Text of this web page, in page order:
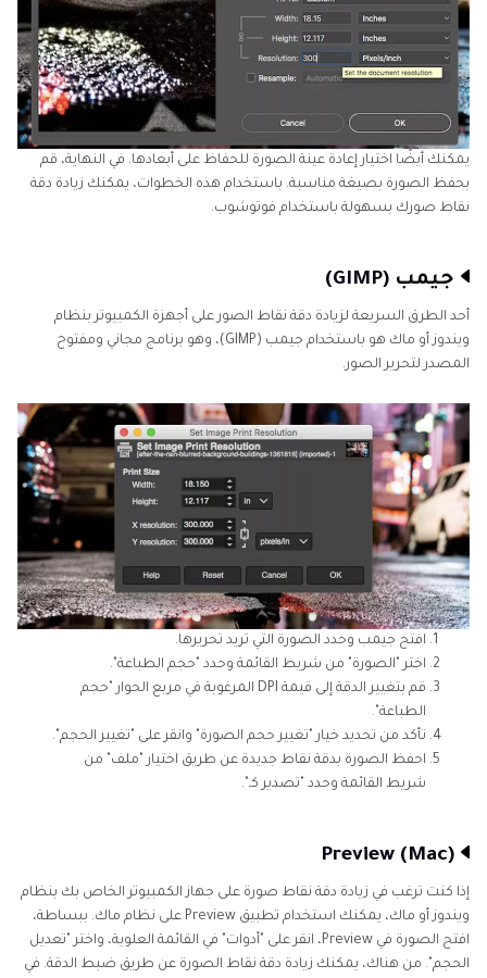
يمكنك أيضًا اختيار إعادة عينة الصورة للحفاظ على أبعادها. في النهاية، قم
بحفظ الصورة بصيغة مناسبة. باستخدام هذه الخطوات، يمكنك زيادة دقة
نقاط صورك بسهولة باستخدام فوتوشوب.
جيمب (GIMP)
أحد الطرق السريعة لزيادة دقة نقاط الصور على أجهزة الكمبيوتر بنظام
ويندوز أو ماك هو باستخدام جيمب (GIMP)، وهو برنامج مجاني ومفتوح
المصدر لتحرير الصور.
افتح جيمب وحدد الصورة التي تريد تحريرها.
اختر "الصورة" من شريط القائمة وحدد "حجم الطباعة".
قم بتغيير الدقة إلى قيمة DPI المرغوبة في مربع الحوار "حجم
الطباعة".
تأكد من تحديد خيار "تغيير حجم الصورة" وانقر على "تغيير الحجم".
احفظ الصورة بدقة نقاط جديدة عن طريق اختيار "ملف" من
شريط القائمة وحدد "تصدير كـ".
Preview (Mac)
إذا كنت ترغب في زيادة دقة نقاط صورة على جهاز الكمبيوتر الخاص بك بنظام
ويندوز أو ماك، يمكنك استخدام تطبيق Preview على نظام ماك. ببساطة،
افتح الصورة في Preview، انقر على "أدوات" في القائمة العلوية، واختر "تعديل
الحجم". من هناك، يمكنك زيادة دقة نقاط الصورة عن طريق ضبط الدقة. في